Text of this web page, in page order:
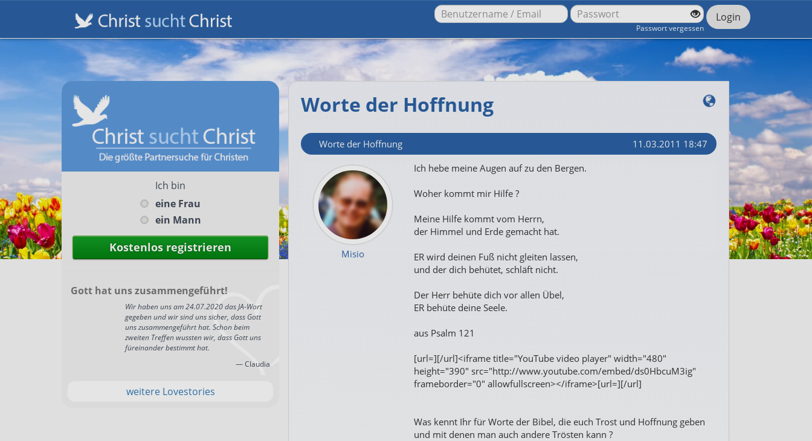
Passwort vergessen
Login
Ich bin
eine Frau
ein Mann
Kostenlos registrieren
Gott hat uns zusammengeführt!
Wir haben uns am 24.07.2020 das JA-Wort
gegeben und wir sind uns sicher, dass Gott
uns zusammengeführt hat. Schon beim
zweiten Treffen wussten wir, dass Gott uns
füreinander bestimmt hat.
— Claudia
weitere Lovestories
Worte der Hoffnung
Worte der Hoffnung 11.03.2011 18:47
Misio
Ich hebe meine Augen auf zu den Bergen.
Woher kommt mir Hilfe ?
Meine Hilfe kommt vom Herrn,
der Himmel und Erde gemacht hat.
ER wird deinen Fuß nicht gleiten lassen,
und der dich behütet, schläft nicht.
Der Herr behüte dich vor allen Übel,
ER behüte deine Seele.
aus Psalm 121
[url=][/url]<iframe title="YouTube video player" width="480"
height="390" src="http://www.youtube.com/embed/ds0HbcuM3ig"
frameborder="0" allowfullscreen></iframe>[url=][/url]
Was kennt Ihr für Worte der Bibel, die euch Trost und Hoffnung geben
und mit denen man auch andere Trösten kann ?